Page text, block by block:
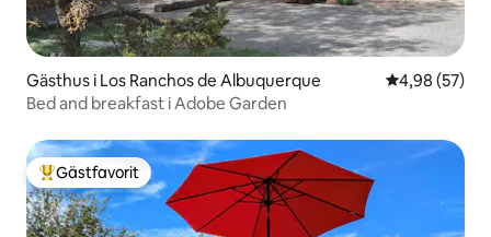
Gästhus i Los Ranchos de Albuquerque 4,98 av 5 i
4,98 (57)
Bed and breakfast i Adobe Garden
Populär gästfavorit
Gästfavorit